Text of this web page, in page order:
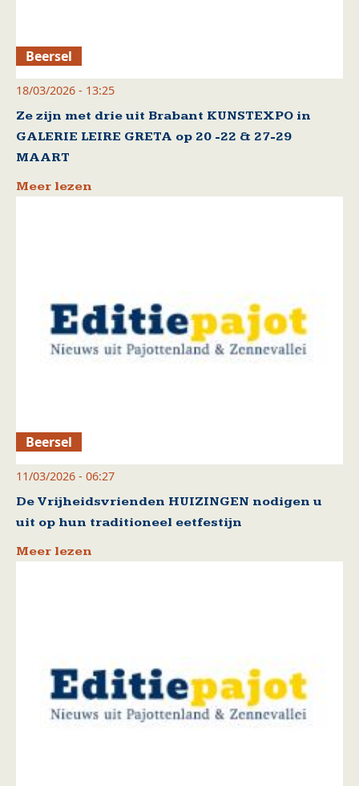
Beersel
18/03/2026 - 13:25
Ze zijn met drie uit Brabant KUNSTEXPO in
GALERIE LEIRE GRETA op 20 -22 & 27-29
MAART
Meer lezen
Beersel
11/03/2026 - 06:27
De Vrijheidsvrienden HUIZINGEN nodigen u
uit op hun traditioneel eetfestijn
Meer lezen